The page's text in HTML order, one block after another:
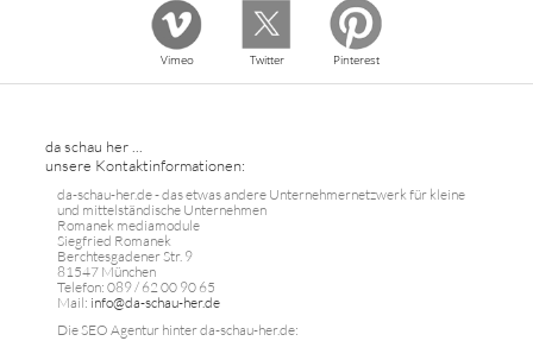
Vimeo Twitter Pinterest
da schau her ...
unsere Kontaktinformationen:
da-schau-her.de - das etwas andere Unternehmernetzwerk für kleine
und mittelständische Unternehmen
Romanek mediamodule
Siegfried Romanek
Berchtesgadener Str. 9
81547 München
Telefon: 089 / 62 00 90 65
Mail: info@da-schau-her.de
Die SEO Agentur hinter da-schau-her.de: